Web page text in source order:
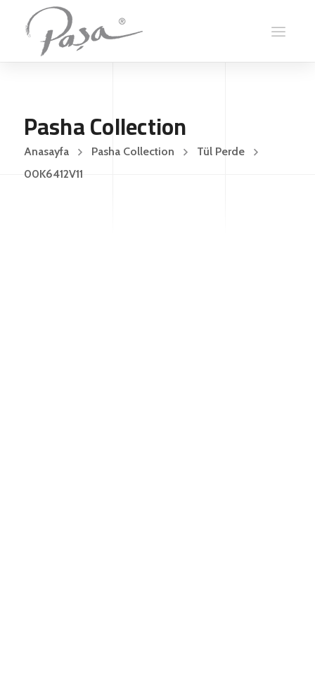
Pasha Collection
Anasayfa Pasha Collection
Tül Perde
00K6412V11